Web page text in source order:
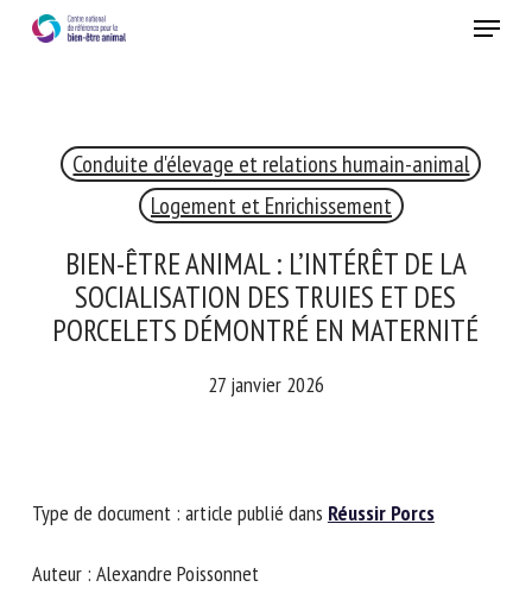
Menu
Conduite d'élevage et relations humain-animal
Logement et Enrichissement
BIEN-ÊTRE ANIMAL : L’INTÉRÊT DE LA
SOCIALISATION DES TRUIES ET DES
PORCELETS DÉMONTRÉ EN MATERNITÉ
27 janvier 2026
Type de document : article publié dans Réussir Porcs
Auteur : Alexandre Poissonnet
RECEVEZ CHAQUE MOIS GRATUITEMENT
LES DERNIÈRES ACTUALITÉS SUR LE BIEN-ÊTRE
ANIMAL
Select language